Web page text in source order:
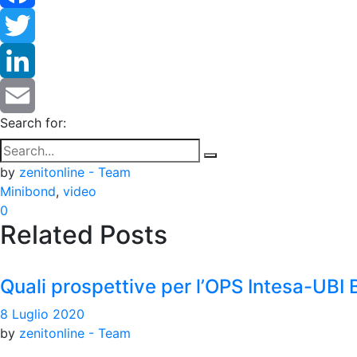
Facebook
Twitter
LinkedIn
Email
Search for:
by zenitonline - Team
Minibond, video
0
Related Posts
Quali prospettive per l’OPS Intesa-UBI
8 Luglio 2020
by zenitonline - Team